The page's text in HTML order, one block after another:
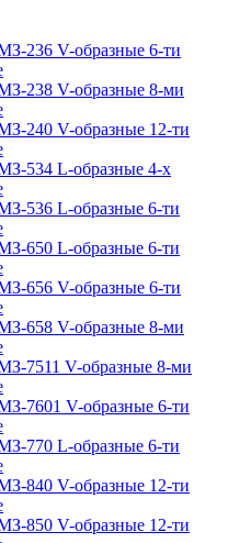
236 V-образные 6-ти
238 V-образные 8-ми
240 V-образные 12-ти
534 L-образные 4-х
536 L-образные 6-ти
650 L-образные 6-ти
656 V-образные 6-ти
658 V-образные 8-ми
7511 V-образные 8-ми
7601 V-образные 6-ти
770 L-образные 6-ти
840 V-образные 12-ти
850 V-образные 12-ти